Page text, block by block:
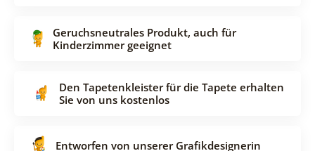
Geruchsneutrales Produkt, auch für
Kinderzimmer geeignet
Den Tapetenkleister für die Tapete erhalten
Sie von uns kostenlos
Entworfen von unserer Grafikdesignerin